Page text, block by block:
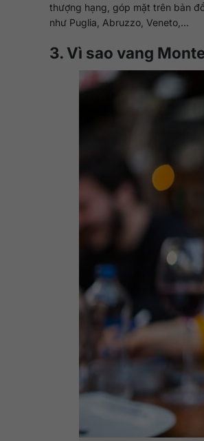
thượng hạng, góp mặt trên bản
như Puglia, Abruzzo, Veneto,…
3. Vì sao vang